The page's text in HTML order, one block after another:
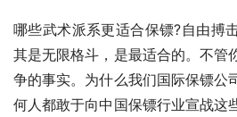
哪些武术派系更适合保镖?自由搏
其是无限格斗，是最适合的。不管
争的事实。为什么我们国际保镖公
何人都敢于向中国保镖行业宣战这